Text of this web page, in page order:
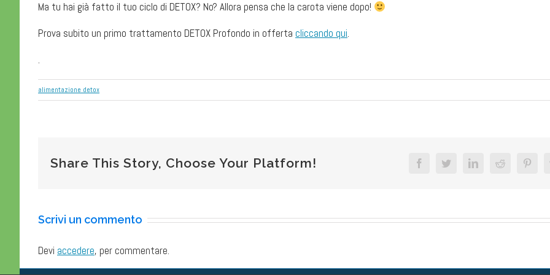
Ma tu hai già fatto il tuo ciclo di DETOX? No? Allora pensa che la carota viene dopo!
Prova subito un primo trattamento DETOX Profondo in offerta cliccando qui.
.
alimentazione detox
Share This Story, Choose Your Platform! FacebookTwitterLinkedInReddit
Scrivi un commento
Devi accedere, per commentare.